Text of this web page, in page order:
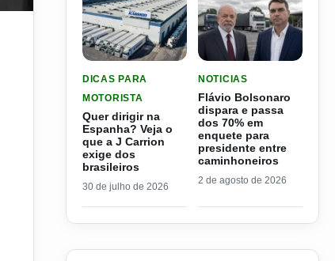
DICAS PARA
MOTORISTA
Quer dirigir na
Espanha? Veja o
que a J Carrion
exige dos
brasileiros
30 de julho de 2026
NOTICIAS
Flávio Bolsonaro
dispara e passa
dos 70% em
enquete para
presidente entre
caminhoneiros
2 de agosto de 2026